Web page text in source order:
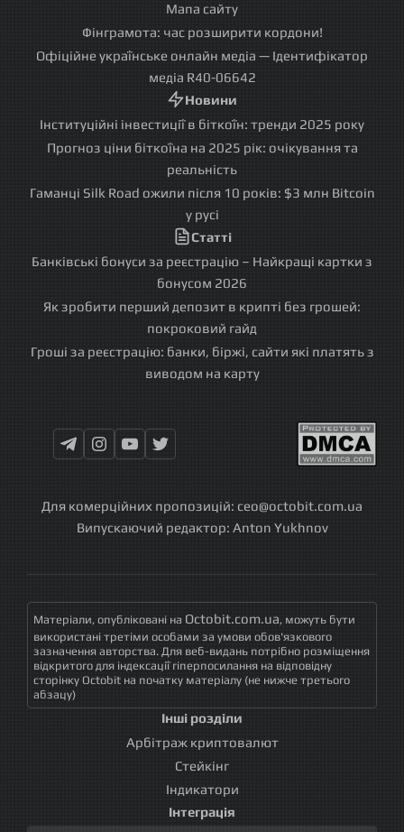
Мапа сайту
Фінграмота: час розширити кордони!
Офіційне українське онлайн медіа — Ідентифікатор
медіа R40-06642
Новини
Інституційні інвестиції в біткоїн: тренди 2025 року
Прогноз ціни біткоїна на 2025 рік: очікування та
реальність
Гаманці Silk Road ожили після 10 років: $3 млн Bitcoin
у русі
Статті
Банківські бонуси за реєстрацію – Найкращі картки з
бонусом 2026
Як зробити перший депозит в крипті без грошей:
покроковий гайд
Гроші за реєстрацію: банки, біржі, сайти які платять з
виводом на карту
Для комерційних пропозицій: ceo@octobit.com.ua
Випускаючий редактор: Anton Yukhnov
Матеріали, опубліковані на Octobit.com.ua, можуть бути
використані третіми особами за умови обов'язкового
зазначення авторства. Для веб-видань потрібно розміщення
відкритого для індексації гіперпосилання на відповідну
сторінку Octobit на початку матеріалу (не нижче третього
абзацу)
Інші розділи
Арбітраж криптовалют
Стейкінг
Індикатори
Інтеграція